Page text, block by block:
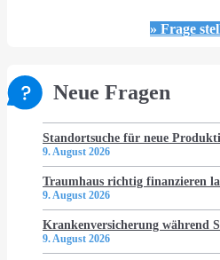
» Frage
Neue Fragen
Standortsuche für neue
9. August 2026
Traumhaus richtig finanzieren
9. August 2026
Krankenversicherung während
9. August 2026